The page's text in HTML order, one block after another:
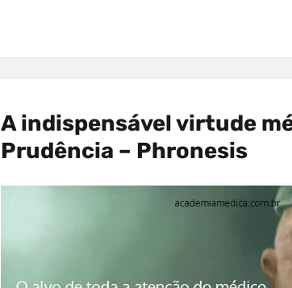
A indispensável virtude
Prudência – Phronesis